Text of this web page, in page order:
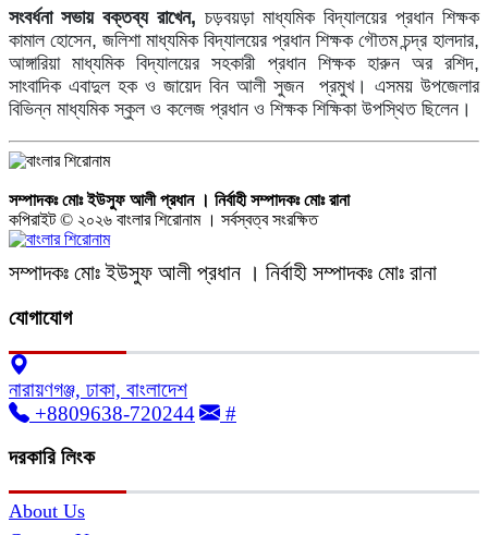
সংবর্ধনা সভায় বক্তব্য রাখেন, চড়বয়ড়া মাধ্যমিক বিদ্যালয়ের প্রধান শিক্ষক
কামাল হোসেন, জলিশা মাধ্যমিক বিদ্যালয়ের প্রধান শিক্ষক গৌতম চন্দ্র হালদার,
আঙ্গারিয়া মাধ্যমিক বিদ্যালয়ের সহকারী প্রধান শিক্ষক হারুন অর রশিদ,
সাংবাদিক এবাদুল হক ও জায়েদ বিন আলী সুজন প্রমুখ। এসময় উপজেলার
বিভিন্ন মাধ্যমিক স্কুল ও কলেজ প্রধান ও শিক্ষক শিক্ষিকা উপস্থিত ছিলেন।
সম্পাদকঃ মোঃ ইউসুফ আলী প্রধান । নির্বাহী সম্পাদকঃ মোঃ রানা
কপিরাইট © ২০২৬ বাংলার শিরোনাম । সর্বস্বত্ব সংরক্ষিত
সম্পাদকঃ মোঃ ইউসুফ আলী প্রধান । নির্বাহী সম্পাদকঃ মোঃ রানা
যোগাযোগ
নারায়ণগঞ্জ, ঢাকা, বাংলাদেশ
+8809638-720244
#
দরকারি লিংক
About Us